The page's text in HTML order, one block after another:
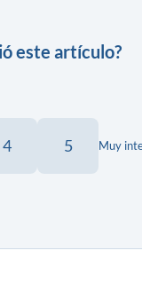
este artículo?
4 5 Muy